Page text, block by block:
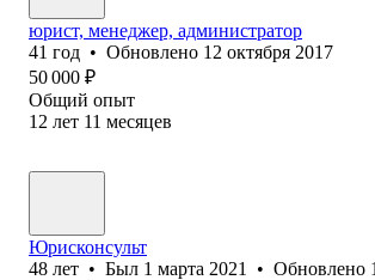
юрист, менеджер, администратор
41 год • Обновлено 12 октября 2017
50 000 ₽
Общий опыт
12 лет 11 месяцев
Юрисконсульт
48 лет • Был 1 марта 2021 • Обновлено